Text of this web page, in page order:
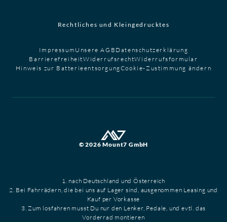
Rechtliches und Kleingedrucktes
Impressum Unsere AGB Datenschutzerklärung
BarrierefreiheitWiderrufsrechtWiderrufsformular
Hinweis zur BatterieentsorgungCookie-Zustimmung ändern
© 2026 Mount7 GmbH
1. nach Deutschland und Österreich
2. Bei Fahrrädern, die bei uns auf Lager sind, ausgenommen Leasing und
Kauf per Vorkasse
3. Zum losfahren musst Du nur den Lenker, Pedale, und evtl. das
Vorderrad montieren